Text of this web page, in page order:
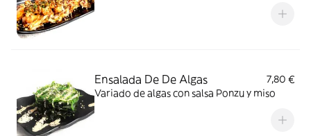
Ensalada De De Algas
7,80 €
Variado de algas con salsa Ponzu y miso